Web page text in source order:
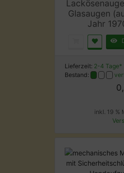
Glasaugen
Jahr
Lieferzeit: 2-4 Tage*
Bestand:
inkl. 19 %